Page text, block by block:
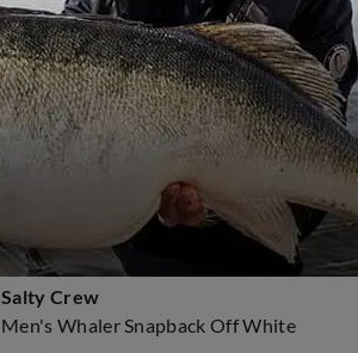
Salty Crew
Men's Whaler Snapback Off White